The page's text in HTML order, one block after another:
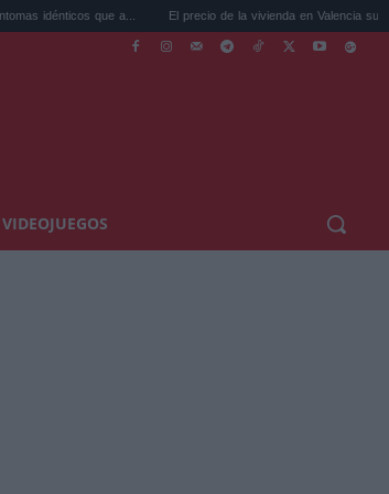
a... El precio de la vivienda en Valencia sube a 3.485 ...
VIDEOJUEGOS